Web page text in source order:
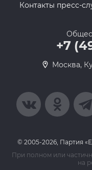
Контакты пресс-
+7
Москва,
© 2005-2026, Партия
При полном или
на